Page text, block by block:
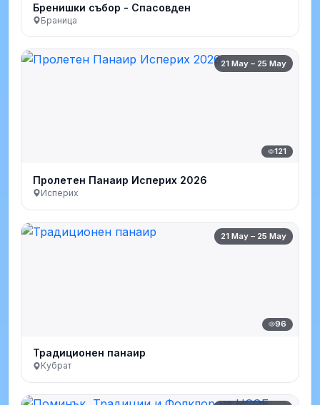
Бренишки събор - Спасовден
Браница
21 May – 25 May
121
Пролетен Панаир Исперих 2026
Исперих
21 May – 25 May
96
Традиционен панаир
Кубрат